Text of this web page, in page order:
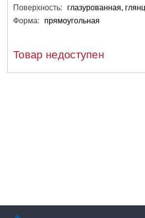
Поверхность:
Форма:
прямоугольная
Товар недоступен